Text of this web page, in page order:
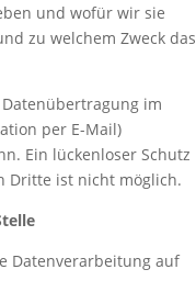
und wofür wir sie
zu welchem Zweck das
im
per E-Mail)
Ein lückenloser Schutz
Dritte ist nicht möglich.
Datenverarbeitung auf